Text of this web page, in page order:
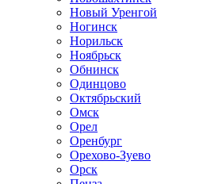
Новый Уренгой
Ногинск
Норильск
Ноябрьск
Обнинск
Одинцово
Октябрьский
Омск
Орел
Оренбург
Орехово-Зуево
Орск